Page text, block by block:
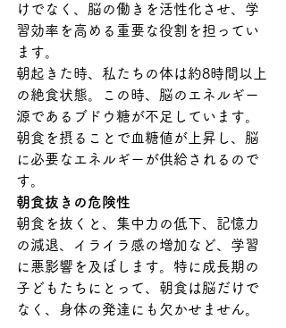
けでなく、脳の働きを活性化させ、学
習効率を高める重要な役割を担ってい
ます。
朝起きた時、私たちの体は約8時間以上
の絶食状態。この時、脳のエネルギー
源であるブドウ糖が不足しています。
朝食を摂ることで血糖値が上昇し、脳
に必要なエネルギーが供給されるので
す。
朝食抜きの危険性
朝食を抜くと、集中力の低下、記憶力
の減退、イライラ感の増加など、学習
に悪影響を及ぼします。特に成長期の
子どもたちにとって、朝食は脳だけで
なく、身体の発達にも欠かせません。